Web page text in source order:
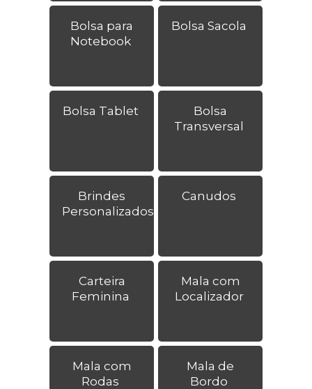
Bolsa para
Notebook
Bolsa Sacola
Bolsa Tablet
Bolsa
Transversal
Brindes
Personalizados
Canudos
Carteira
Feminina
Mala com
Localizador
Mala com
Rodas
Mala de
Bordo